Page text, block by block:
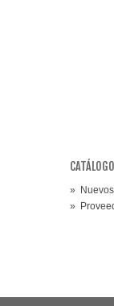
CATÁLOGO
»
»